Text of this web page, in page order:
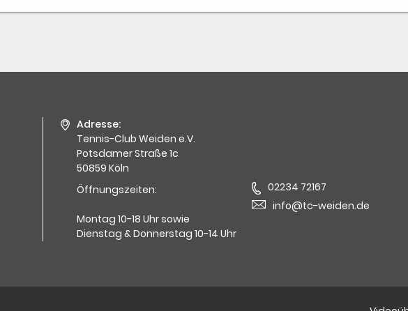
Adresse:
Tennis-Club Weiden e.V.
Potsdamer Straße 1c
50859 Köln
Öffnungszeiten:
Montag 10-18 Uhr sowie
Dienstag & Donnerstag 10-14 Uhr
02234 72167
info@tc-weiden.de